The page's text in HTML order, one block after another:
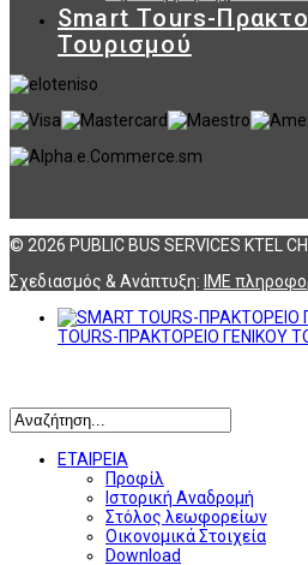
Smart Tours-
Τουρισμού
© 2026 PUBLIC BUS SERVICES KTEL
Σχεδιασμός & Ανάπτυξη: ΙΜΕ
TOURS-ΠΡΑΚΤΟΡΕΙΟ ΓΕΝΙΚΟΥ
ΕΤΑΙΡΕΙΑ
Προφίλ
Ιστορική Αναδρομή
Στόλος λεωφορείων
Οικονομικά Στοιχεία
Download